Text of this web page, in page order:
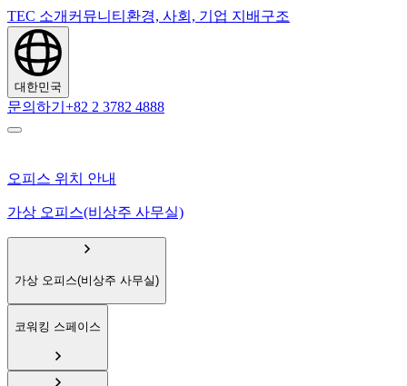
TEC 소개 커뮤니티 환경, 사회, 기업 지배구조
대한민국
문의하기 +82 2 3782 4888
오피스 위치 안내
가상 오피스(비상주 사무실)
가상 오피스(비상주 사무실)
코워킹 스페이스